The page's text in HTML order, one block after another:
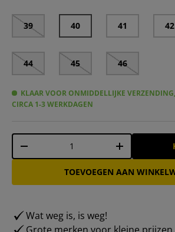
39 40 41 42
44 45 46
KLAAR VOOR ONMIDDELLIJKE
CIRCA 1-3 WERKDAGEN
Aantal
-
+
TOEVOEGEN AAN
Wat weg is, is weg!
Grote merken voor kleine